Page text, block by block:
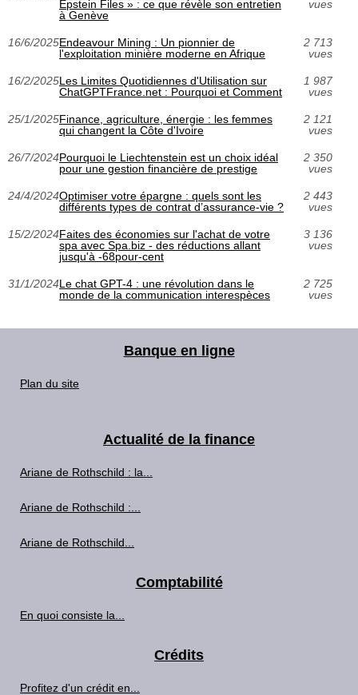
Epstein Files » : ce que révèle son entretien
à Genève
vues
16/6/2025Endeavour Mining : Un pionnier de
l'exploitation minière moderne en Afrique
2 713
vues
16/2/2025Les Limites Quotidiennes d'Utilisation sur
ChatGPTFrance.net : Pourquoi et Comment
1 987
vues
25/1/2025Finance, agriculture, énergie : les femmes
qui changent la Côte d'Ivoire
2 121
vues
26/7/2024Pourquoi le Liechtenstein est un choix idéal
pour une gestion financière de prestige
2 350
vues
24/4/2024Optimiser votre épargne : quels sont les
différents types de contrat d’assurance-vie ?
2 443
vues
15/2/2024Faites des économies sur l'achat de votre
spa avec Spa.biz - des réductions allant
jusqu'à -68pour-cent
3 136
vues
31/1/2024Le chat GPT-4 : une révolution dans le
monde de la communication interespèces
2 725
vues
Banque en ligne
Plan du site
Actualité de la finance
Ariane de Rothschild : la...
Ariane de Rothschild :...
Ariane de Rothschild...
Comptabilité
En quoi consiste la...
Crédits
Profitez d'un crédit en...